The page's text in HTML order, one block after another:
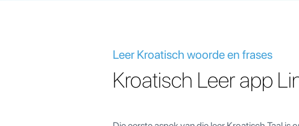
Leer Kroatisch woorde en frases
Kroatisch Leer app